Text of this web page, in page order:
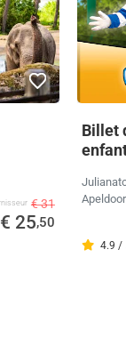
€ 31
€ 25,50
Billet
4.9 /